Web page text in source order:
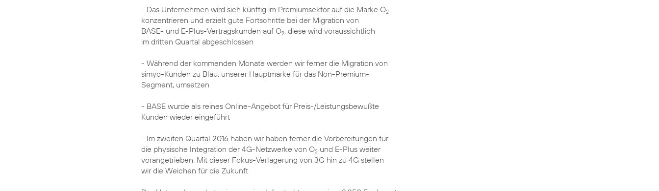
- Das Unternehmen wird sich künftig im Premiumsektor auf die Marke O2
konzentrieren und erzielt gute Fortschritte bei der Migration von
BASE- und E-Plus-Vertragskunden auf O2, diese wird voraussichtlich
im dritten Quartal abgeschlossen
- Während der kommenden Monate werden wir ferner die Migration von
simyo-Kunden zu Blau, unserer Hauptmarke für das Non-Premium-
Segment, umsetzen
- BASE wurde als reines Online-Angebot für Preis-/Leistungsbewußte
Kunden wieder eingeführt
- Im zweiten Quartal 2016 haben wir haben ferner die Vorbereitungen für
die physische Integration der 4G-Netzwerke von O2 und E-Plus weiter
vorangetrieben. Mit dieser Fokus-Verlagerung von 3G hin zu 4G stellen
wir die Weichen für die Zukunft